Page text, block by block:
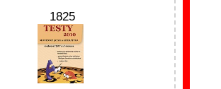
1825